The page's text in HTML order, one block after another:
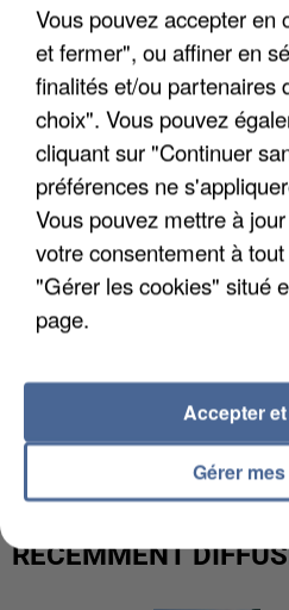
L’UN DES FONDATEURS
MAFIA INTERPELLÉ EN
RÉCEMMENT
Vous pouvez accepter en
et fermer", ou affiner en
finalités et/ou partenaires
choix". Vous pouvez
cliquant sur "Continuer
préférences ne
Vous pouvez mettre à
votre consentement à
"Gérer les cookies" situé
page.
Gérer
Accepter